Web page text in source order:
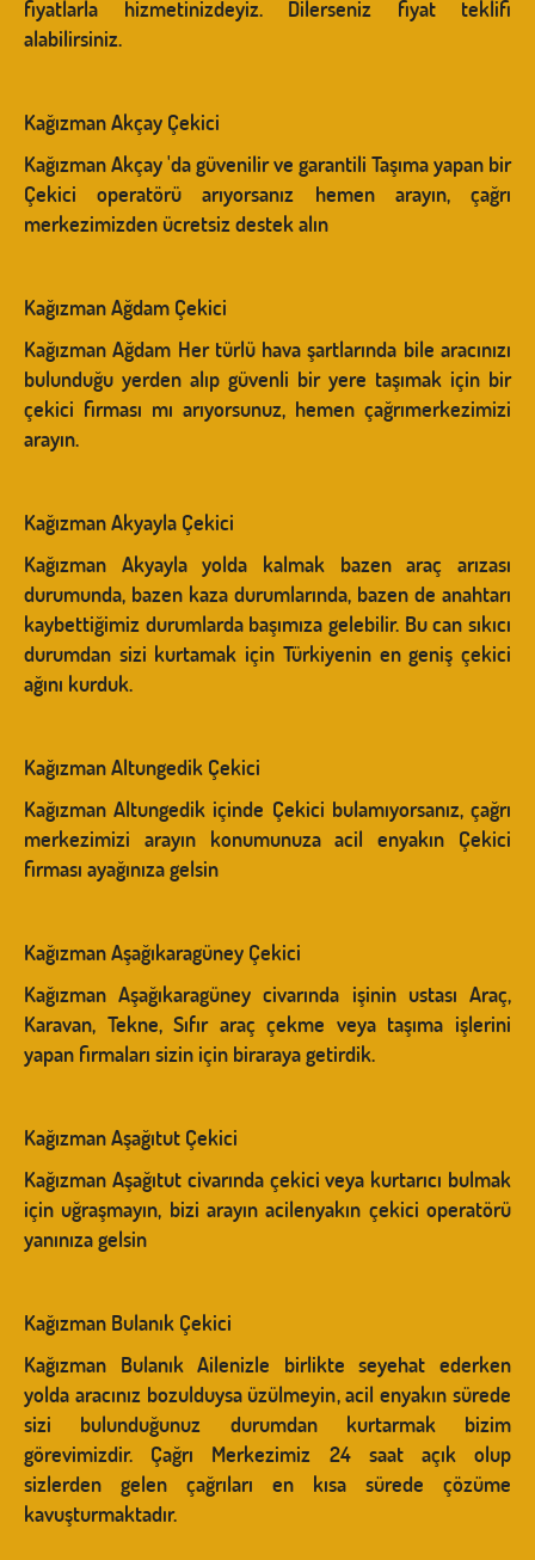
fiyatlarla hizmetinizdeyiz. Dilerseniz fiyat teklifi
alabilirsiniz.
Kağızman Akçay Çekici
Kağızman Akçay 'da güvenilir ve garantili Taşıma yapan bir
Çekici operatörü arıyorsanız hemen arayın, çağrı
merkezimizden ücretsiz destek alın
Kağızman Ağdam Çekici
Kağızman Ağdam Her türlü hava şartlarında bile aracınızı
bulunduğu yerden alıp güvenli bir yere taşımak için bir
çekici firması mı arıyorsunuz, hemen çağrımerkezimizi
arayın.
Kağızman Akyayla Çekici
Kağızman Akyayla yolda kalmak bazen araç arızası
durumunda, bazen kaza durumlarında, bazen de anahtarı
kaybettiğimiz durumlarda başımıza gelebilir. Bu can sıkıcı
durumdan sizi kurtamak için Türkiyenin en geniş çekici
ağını kurduk.
Kağızman Altungedik Çekici
Kağızman Altungedik içinde Çekici bulamıyorsanız, çağrı
merkezimizi arayın konumunuza acil enyakın Çekici
firması ayağınıza gelsin
Kağızman Aşağıkaragüney Çekici
Kağızman Aşağıkaragüney civarında işinin ustası Araç,
Karavan, Tekne, Sıfır araç çekme veya taşıma işlerini
yapan firmaları sizin için biraraya getirdik.
Kağızman Aşağıtut Çekici
Kağızman Aşağıtut civarında çekici veya kurtarıcı bulmak
için uğraşmayın, bizi arayın acilenyakın çekici operatörü
yanınıza gelsin
Kağızman Bulanık Çekici
Kağızman Bulanık Ailenizle birlikte seyehat ederken
yolda aracınız bozulduysa üzülmeyin, acil enyakın sürede
sizi bulunduğunuz durumdan kurtarmak bizim
görevimizdir. Çağrı Merkezimiz 24 saat açık olup
sizlerden gelen çağrıları en kısa sürede çözüme
kavuşturmaktadır.